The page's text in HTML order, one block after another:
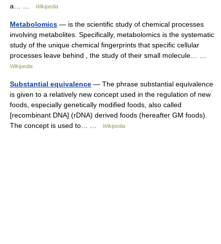
a… …
Wikipedia
Metabolomics — is the scientific study of chemical processes
involving metabolites. Specifically, metabolomics is the systematic
study of the unique chemical fingerprints that specific cellular
processes leave behind , the study of their small molecule… …
Wikipedia
Substantial equivalence — The phrase substantial equivalence
is given to a relatively new concept used in the regulation of new
foods, especially genetically modified foods, also called
[recombinant DNA] (rDNA) derived foods (hereafter GM foods).
The concept is used to… …
Wikipedia